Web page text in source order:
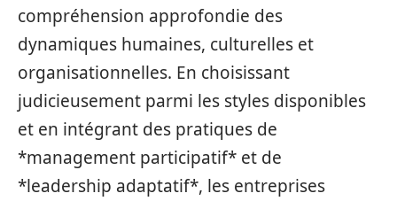
compréhension approfondie des
dynamiques humaines, culturelles et
organisationnelles. En choisissant
judicieusement parmi les styles disponibles
et en intégrant des pratiques de
*management participatif* et de
*leadership adaptatif*, les entreprises